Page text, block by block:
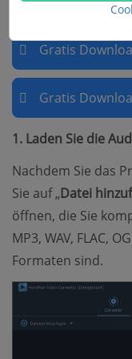
Gratis
Gratis
1. Laden Sie die
Nachdem Sie das
Sie auf „Datei
öffnen, die Sie
MP3, WAV, FLAC,
Formaten sind.